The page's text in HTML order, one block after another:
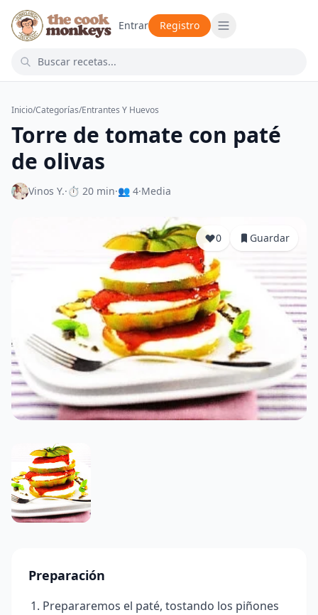
Entrar Registro
Inicio/Categorías/Entrantes Y Huevos
Torre de tomate con paté
de olivas
Vinos Y.·⏱ 20 min·👥 4·Media
0 Guardar
Preparación
Prepararemos el paté, tostando los piñones